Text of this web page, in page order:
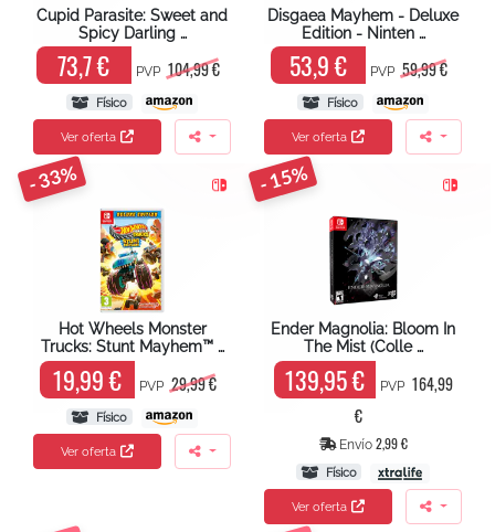
Cupid Parasite: Sweet and
Spicy Darling …
73,7 € PVP 104,99 €
Físico
Ver oferta
Disgaea Mayhem - Deluxe
Edition - Ninten …
53,9 € PVP 59,99 €
Físico
Ver oferta
- 33%
Hot Wheels Monster
Trucks: Stunt Mayhem™ …
19,99 € PVP 29,99 €
Físico
Ver oferta
- 15%
Ender Magnolia: Bloom In
The Mist (Colle …
139,95 € PVP 164,99
€
Envío 2,99 €
Físico
Ver oferta